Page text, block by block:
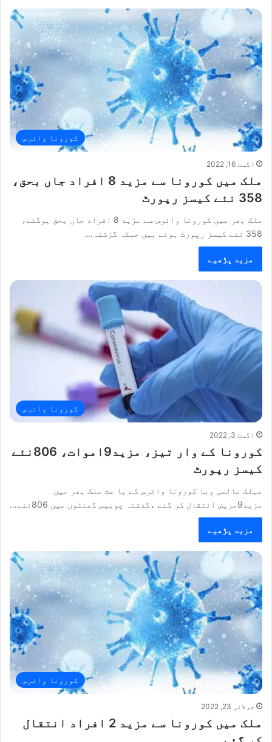
کورونا وائرس
اگست 16, 2022
ملک میں کورونا سے مزید 8 افراد جاں بحق،
358 نئے کیسز رپورٹ
ملک بھر میں کورونا وائرس سے مزید 8 افراد جاں بحق ہوگئے،
358 نئے کیسز رپورٹ ہوئے ہیں جبکہ گزشتہ…
مزید پڑھیے
کورونا وائرس
اگست 3, 2022
کورونا کے وار تیز، مزید9اموات، 806نئے
کیسز رپورٹ
مہلک عالمی وبا کورونا وائرس کے با عث ملک بھر میں
مزید9مریض انتقال کر گئے ،گذشتہ چوبیس گھنٹوں میں 806نئے…
مزید پڑھیے
کورونا وائرس
جولائی 23, 2022
ملک میں کورونا سے مزید 2 افراد انتقال